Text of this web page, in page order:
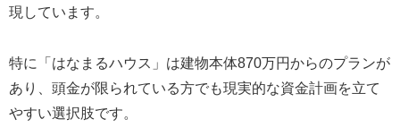
現しています。
特に「はなまるハウス」は建物本体870万円からのプランが
あり、頭金が限られている方でも現実的な資金計画を立て
やすい選択肢です。